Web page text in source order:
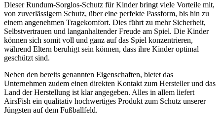
Dieser Rundum-Sorglos-Schutz für Kinder bringt viele Vorteile mit,
von zuverlässigem Schutz, über eine perfekte Passform, bis hin zu
einem angenehmen Tragekomfort. Dies führt zu mehr Sicherheit,
Selbstvertrauen und langanhaltender Freude am Spiel. Die Kinder
können sich somit voll und ganz auf das Spiel konzentrieren,
während Eltern beruhigt sein können, dass ihre Kinder optimal
geschützt sind.
Neben den bereits genannten Eigenschaften, bietet das
Unternehmen zudem einen direkten Kontakt zum Hersteller und das
Land der Herstellung ist klar angegeben. Alles in allem liefert
AirsFish ein qualitativ hochwertiges Produkt zum Schutz unserer
Jüngsten auf dem Fußballfeld.